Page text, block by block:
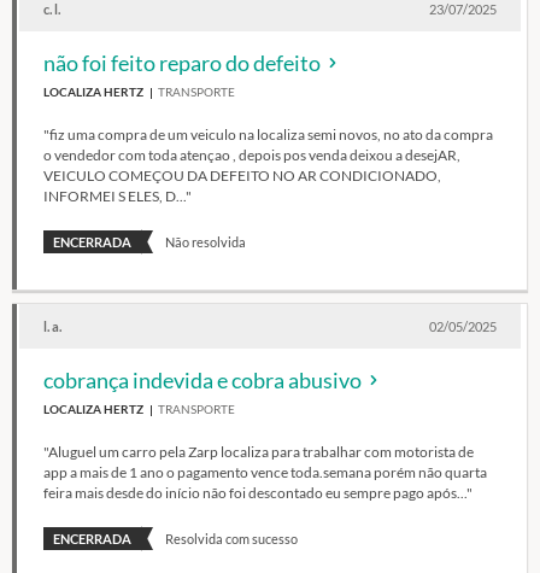
c. l. 23/07/2025
não foi feito reparo do defeito
LOCALIZA HERTZ TRANSPORTE
"fiz uma compra de um veiculo na localiza semi novos, no ato da compra
o vendedor com toda atençao , depois pos venda deixou a desejAR,
VEICULO COMEÇOU DA DEFEITO NO AR CONDICIONADO,
INFORMEI S ELES, D..."
ENCERRADA Não resolvida
l. a. 02/05/2025
cobrança indevida e cobra abusivo
LOCALIZA HERTZ TRANSPORTE
"Aluguel um carro pela Zarp localiza para trabalhar com motorista de
app a mais de 1 ano o pagamento vence toda.semana porém não quarta
feira mais desde do início não foi descontado eu sempre pago após..."
ENCERRADA Resolvida com sucesso